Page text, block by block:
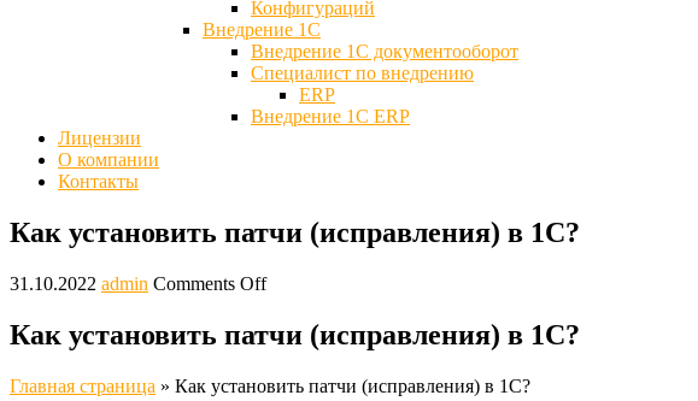
Конфигураций
Внедрение 1С
Внедрение 1С документооборот
Специалист по внедрению
ERP
Внедрение 1С ERP
Лицензии
О компании
Контакты
Как установить патчи (исправления) в 1С?
31.10.2022 admin Comments Off
Как установить патчи (исправления) в 1С?
Главная страница » Как установить патчи (исправления) в 1С?